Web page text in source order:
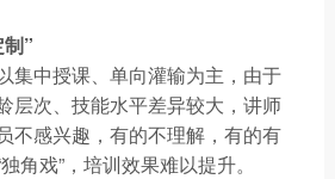
”
集中授课、单向灌输为主，由于
层次、技能水平差异较大，讲师
不感兴趣，有的不理解，有的有
角戏”，培训效果难以提升。